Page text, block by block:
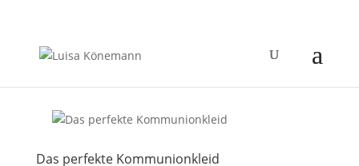
Das perfekte Kommunionkleid